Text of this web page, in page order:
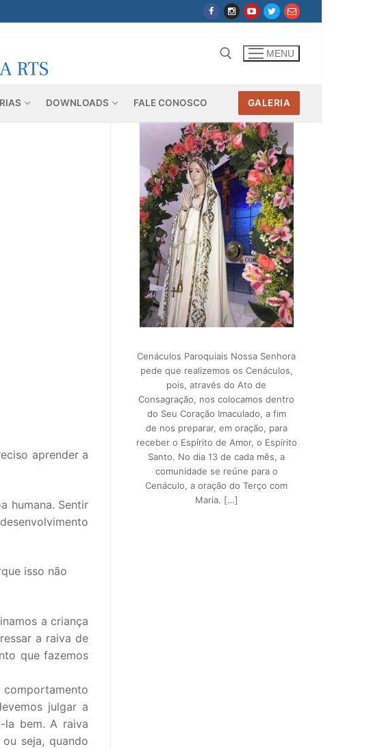
Pesquisar por:
MENU
DOWNLOADS FALE CONOSCO GALERIA
aprender a
humana. Sentir
isso não
a criança
a raiva de
que fazemos
julgar a
la bem. A raiva
seja, quando
Cenáculos Paroquiais Nossa Senhora
pede que realizemos os Cenáculos,
pois, através do Ato de
Consagração, nos colocamos dentro
do Seu Coração Imaculado, a fim
de nos preparar, em oração, para
receber o Espírito de Amor, o Espírito
Santo. No dia 13 de cada mês, a
comunidade se reúne para o
Cenáculo, a oração do Terço com
Maria. […]